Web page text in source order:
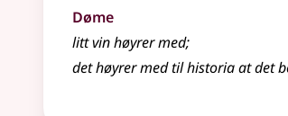
Døme
litt vin høyrer med;
det høyrer med til historia at det